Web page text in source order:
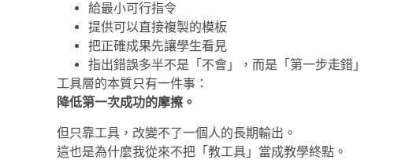
給最小可行指令
提供可以直接複製的模板
把正確成果先讓學生看見
指出錯誤多半不是「不會」，而是「第一步走錯」
工具層的本質只有一件事：
降低第一次成功的摩擦。
但只靠工具，改變不了一個人的長期輸出。
這也是為什麼我從來不把「教工具」當成教學終點。